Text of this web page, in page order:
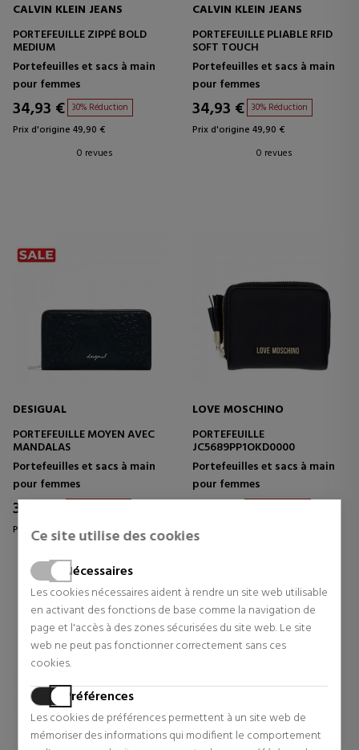
Ce site utilise des cookies
Nécessaires
Les cookies nécessaires aident à rendre un site web utilisable
en activant des fonctions de base comme la navigation de
page et l'accès à des zones sécurisées du site web. Le site
web ne peut pas fonctionner correctement sans ces
cookies.
Préférences
Les cookies de préférences permettent à un site web de
mémoriser des informations qui modifient le comportement
CALVIN KLEIN JEANS
PORTEFEUILLE ZIPPÉ BOLD
MEDIUM
Portefeuilles et sacs à main
pour femmes
34,93 € 30% Réduction
Prix d'origine 49,90 €
0 revues
CALVIN KLEIN JEANS
PORTEFEUILLE PLIABLE RFID
SOFT TOUCH
Portefeuilles et sacs à main
pour femmes
34,93 € 30% Réduction
Prix d'origine 49,90 €
0 revues
DESIGUAL
PORTEFEUILLE MOYEN AVEC
MANDALAS
Portefeuilles et sacs à main
pour femmes
31,47 €
Prix d'origine 49,95 €
LOVE MOSCHINO
PORTEFEUILLE
JC5689PP1OKD0000
Portefeuilles et sacs à main
pour femmes
Prix d'origine 95,00 €